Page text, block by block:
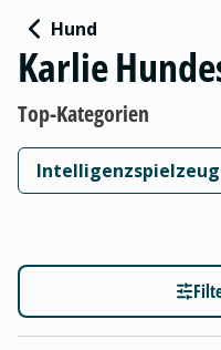
Hund
Karlie
Top-Kategorien
Intelligenzspielzeug